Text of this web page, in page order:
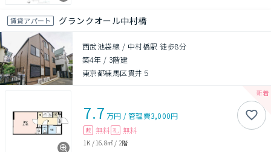
賃貸アパート グランクオール中村橋
西武池袋線 / 中村橋駅 徒歩8分
築4年 / 3階建
東京都練馬区貫井５
7.7 万円 /管理費3,000円
敷 無料 礼 無料
1K / 16.8㎡ / 2階